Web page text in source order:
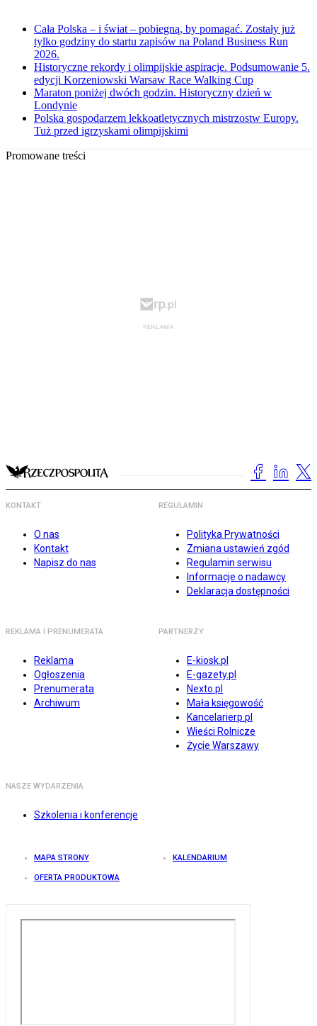
Cała Polska – i świat – pobiegną, by pomagać. Zostały już
tylko godziny do startu zapisów na Poland Business Run
2026.
Historyczne rekordy i olimpijskie aspiracje. Podsumowanie 5.
edycji Korzeniowski Warsaw Race Walking Cup
Maraton poniżej dwóch godzin. Historyczny dzień w
Londynie
Polska gospodarzem lekkoatletycznych mistrzostw Europy.
Tuż przed igrzyskami olimpijskimi
Promowane treści
KONTAKT
O nas
Kontakt
Napisz do nas
REGULAMIN
Polityka Prywatności
Zmiana ustawień zgód
Regulamin serwisu
Informacje o nadawcy
Deklaracja dostępności
REKLAMA I PRENUMERATA
Reklama
Ogłoszenia
Prenumerata
Archiwum
PARTNERZY
E-kiosk.pl
E-gazety.pl
Nexto.pl
Mała księgowość
Kancelarierp.pl
Wieści Rolnicze
Życie Warszawy
NASZE WYDARZENIA
Szkolenia i konferencje
MAPA STRONY KALENDARIUM
OFERTA PRODUKTOWA